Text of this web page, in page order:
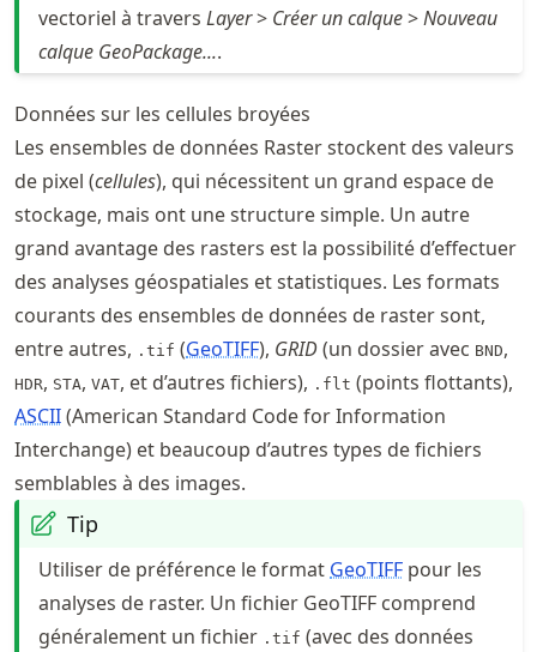
vectoriel à travers Layer> Créer un calque>Nouveau
calque GeoPackage....
Données sur les cellules broyées
Les ensembles de données Raster stockent des valeurs
de pixel (cellules), qui nécessitent un grand espace de
stockage, mais ont une structure simple. Un autre
grand avantage des rasters est la possibilité d’effectuer
des analyses géospatiales et statistiques. Les formats
courants des ensembles de données de raster sont,
entre autres, .tif (GeoTIFF), GRID(un dossier avec BND,
HDR, STA, VAT, et d’autres fichiers), .flt (points flottants),
ASCII(American Standard Code for Information
Interchange) et beaucoup d’autres types de fichiers
semblables à des images.
Tip
Utiliser de préférence le format GeoTIFF pour les
analyses de raster. Un fichier GeoTIFF comprend
généralement un fichier .tif (avec des données